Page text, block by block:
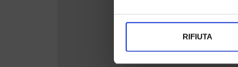
Con il tuo consenso,
Identificare il tuo
digitali).
RIFIUTA